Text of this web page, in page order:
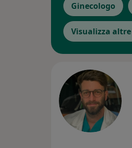
Ginecologo
Visualizza